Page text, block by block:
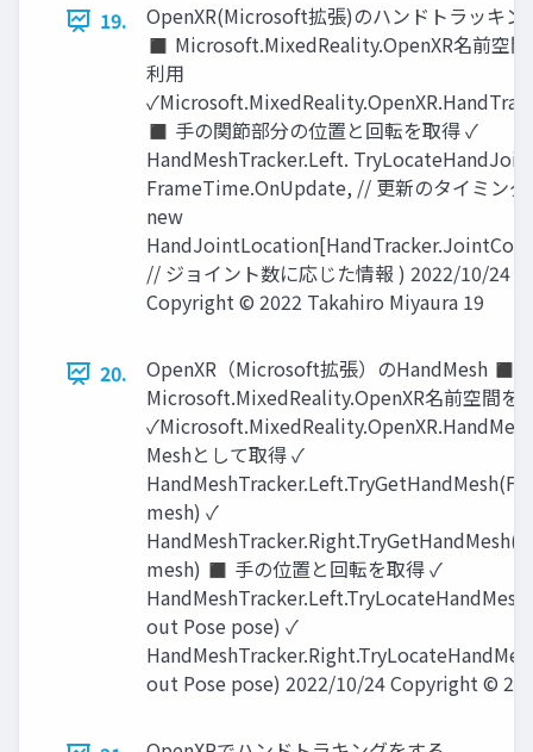
19.
OpenXR(Microsoft拡張)のハンドトラッキン
◼ Microsoft.MixedReality.OpenXR名前空
利用
◼ 手の関節部分の位置と回転を取得 ✓
HandMeshTracker.Left.
FrameTime.OnUpdate, // 更新のタイミング
new
// ジョイント数に応じた情報 ) 2022/10/24
Copyright © 2022 Takahiro Miyaura 19
20.
OpenXR（Microsoft拡張）のHandMesh ◼
Microsoft.MixedReality.OpenXR名前空間を
Meshとして取得 ✓
mesh) ✓
mesh) ◼ 手の位置と回転を取得 ✓
out Pose pose) ✓
out Pose pose) 2022/10/24 Copyright ©